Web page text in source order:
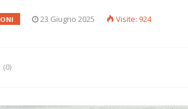
23 Giugno 2025 Visite: 924
(0)